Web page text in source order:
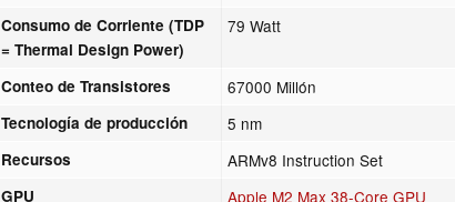
Consumo de Corriente (TDP
= Thermal Design Power)
79 Watt
Conteo de Transistores 67000 Millón
Tecnología de producción 5 nm
Recursos ARMv8 Instruction Set
GPU Apple M2 Max 38-Core GPU